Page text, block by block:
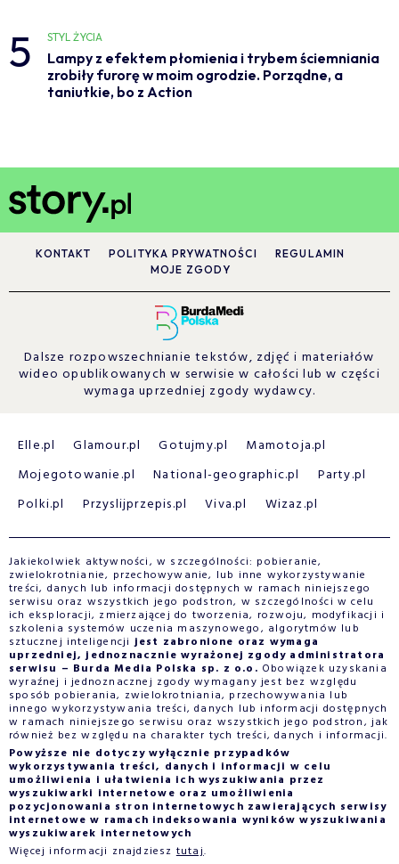
5 STYL ŻYCIA
Lampy z efektem płomienia i trybem ściemniania
zrobiły furorę w moim ogrodzie. Porządne, a
taniutkie, bo z Action
KONTAKT POLITYKA PRYWATNOŚCI
REGULAMIN
MOJE ZGODY
Dalsze rozpowszechnianie tekstów, zdjęć i materiałów
wideo opublikowanych w serwisie w całości lub w części
wymaga uprzedniej zgody wydawcy.
Elle.pl Glamour.pl Gotujmy.pl
Mamotoja.pl
Mojegotowanie.pl
National-geographic.pl
Party.pl
Polki.pl
Przyslijprzepis.pl Viva.pl Wizaz.pl
Jakiekolwiek aktywności, w szczególności: pobieranie,
zwielokrotnianie, przechowywanie, lub inne wykorzystywanie
treści, danych lub informacji dostępnych w ramach niniejszego
serwisu oraz wszystkich jego podstron, w szczególności w celu
ich eksploracji, zmierzającej do tworzenia, rozwoju, modyfikacji i
szkolenia systemów uczenia maszynowego, algorytmów lub
sztucznej inteligencjijest zabronione oraz wymaga
uprzedniej, jednoznacznie wyrażonej zgody administratora
serwisu – Burda Media Polska sp. z o.o. Obowiązek uzyskania
wyraźnej i jednoznacznej zgody wymagany jest bez względu
sposób pobierania, zwielokrotniania, przechowywania lub
innego wykorzystywania treści, danych lub informacji dostępnych
w ramach niniejszego serwisu oraz wszystkich jego podstron, jak
również bez względu na charakter tych treści, danych i informacji.
Powyższe nie dotyczy wyłącznie przypadków
wykorzystywania treści, danych i informacji w celu
umożliwienia i ułatwienia ich wyszukiwania przez
wyszukiwarki internetowe oraz umożliwienia
pozycjonowania stron internetowych zawierających serwisy
internetowe w ramach indeksowania wyników wyszukiwania
wyszukiwarek internetowych
Więcej informacji znajdziesztutaj.